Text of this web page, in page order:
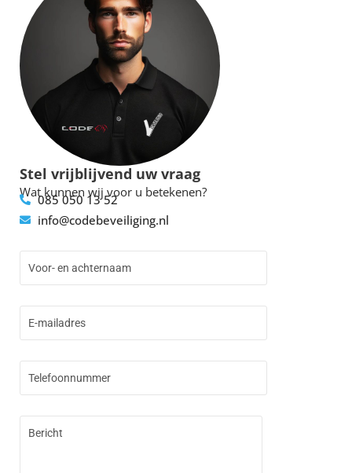
Stel vrijblijvend uw vraag
Wat kunnen wij voor u betekenen?
085 050 13 52
info@codebeveiliging.nl